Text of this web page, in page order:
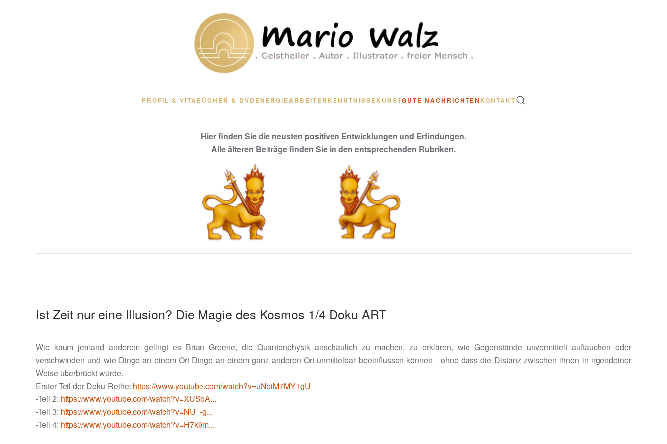
PROFIL & VITA BÜCHER & DVD ENERGIEARBEITERKENNTNISSEKUNSTGUTE NACHRICHTEN KONTAKT
Hier finden Sie die neusten positiven Entwicklungen und Erfindungen.
Alle älteren Beiträge finden Sie in den entsprechenden Rubriken.
Ist Zeit nur eine Illusion? Die Magie des Kosmos 1/4 Doku ART
Wie kaum jemand anderem gelingt es Brian Greene, die Quantenphysik anschaulich zu machen, zu erklären, wie Gegenstände unvermittelt auftauchen oder
verschwinden und wie Dinge an einem Ort Dinge an einem ganz anderen Ort unmittelbar beeinflussen können - ohne dass die Distanz zwischen ihnen in irgendeiner
Weise überbrückt würde.
Erster Teil der Doku-Reihe: https://www.youtube.com/watch?v=uNbiM7MY1gU
-Teil 2: https://www.youtube.com/watch?v=XUSbA...
-Teil 3: https://www.youtube.com/watch?v=NU_-g...
-Teil 4: https://www.youtube.com/watch?v=H7k9m...